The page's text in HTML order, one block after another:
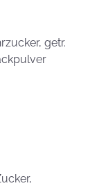
getr.